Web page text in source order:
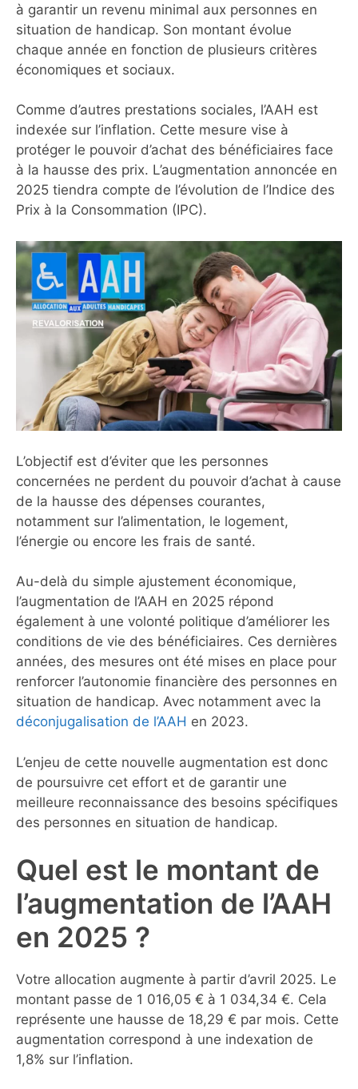
à garantir un revenu minimal aux personnes en
situation de handicap. Son montant évolue
chaque année en fonction de plusieurs critères
économiques et sociaux.
Comme d’autres prestations sociales, l’AAH est
indexée sur l’inflation. Cette mesure vise à
protéger le pouvoir d’achat des bénéficiaires face
à la hausse des prix. L’augmentation annoncée en
2025 tiendra compte de l’évolution de l’Indice des
Prix à la Consommation (IPC).
L’objectif est d’éviter que les personnes
concernées ne perdent du pouvoir d’achat à cause
de la hausse des dépenses courantes,
notamment sur l’alimentation, le logement,
l’énergie ou encore les frais de santé.
Au-delà du simple ajustement économique,
l’augmentation de l’AAH en 2025 répond
également à une volonté politique d’améliorer les
conditions de vie des bénéficiaires. Ces dernières
années, des mesures ont été mises en place pour
renforcer l’autonomie financière des personnes en
situation de handicap. Avec notamment avec la
déconjugalisation de l’AAH en 2023.
L’enjeu de cette nouvelle augmentation est donc
de poursuivre cet effort et de garantir une
meilleure reconnaissance des besoins spécifiques
des personnes en situation de handicap.
Quel est le montant de
l’augmentation de l’AAH
en 2025 ?
Votre allocation augmente à partir d’avril 2025. Le
montant passe de 1 016,05 € à 1 034,34 €. Cela
représente une hausse de 18,29 € par mois. Cette
augmentation correspond à une indexation de
1,8% sur l’inflation.